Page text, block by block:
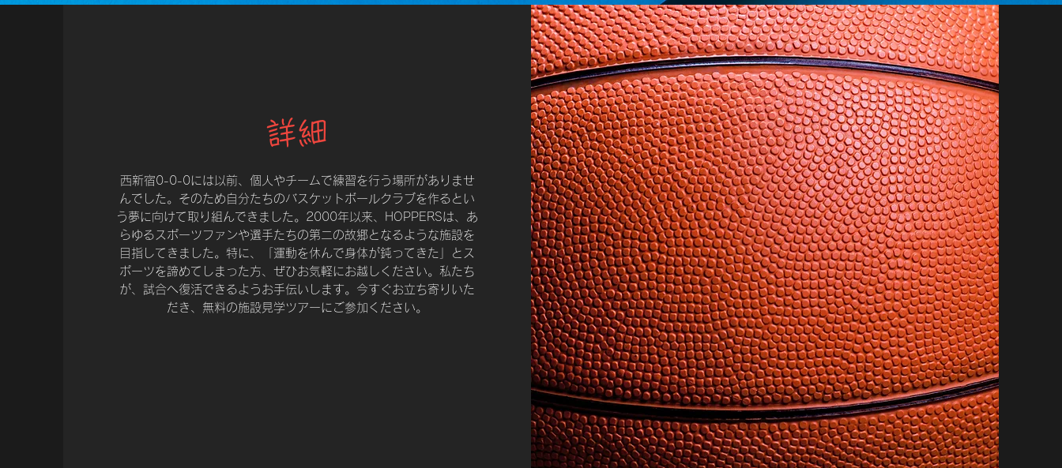
詳細
西新宿0-0-0には以前、個人やチームで練習を行う場所がありませ
んでした。そのため自分たちのバスケットボールクラブを作るとい
う夢に向けて取り組んできました。2000年以来、HOPPERSは、あ
らゆるスポーツファンや選手たちの第二の故郷となるような施設を
目指してきました。特に、「運動を休んで身体が鈍ってきた」とス
ポーツを諦めてしまった方、ぜひお気軽にお越しください。私たち
が、試合へ復活できるようお手伝いします。今すぐお立ち寄りいた
だき、無料の施設見学ツアーにご参加ください。